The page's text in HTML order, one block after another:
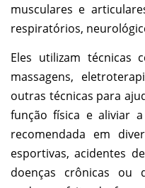
musculares e
respiratórios,
Eles utilizam técnicas
massagens,
outras técnicas para
função física e aliviar
recomendada em
esportivas, acidentes
doenças crônicas ou